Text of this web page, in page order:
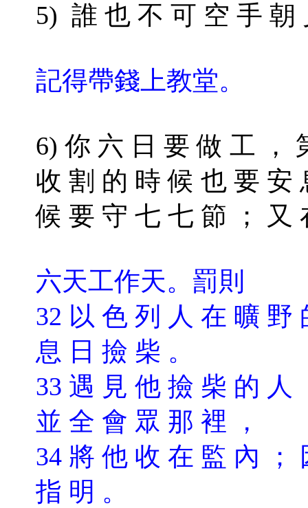
5) 誰 也 不 可 空 手 朝
記得帶錢上教堂。
6) 你 六 日 要 做 工 ，
收 割 的 時 候 也 要 安
候 要 守 七 七 節 ；
六天工作天。罰則
32 以 色 列 人 在 曠 野
息 日 撿 柴 。
33 遇 見 他 撿 柴 的 人
並 全 會 眾 那 裡 ，
34 將 他 收 在 監 內 ；
指 明 。